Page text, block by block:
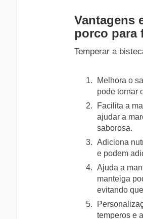
Vantagens
porco para
Temperar a
Melhora o
pode tornar
Facilita a
ajudar a
saborosa.
Adiciona
e podem
Ajuda a
manteiga
evitando
temperos e